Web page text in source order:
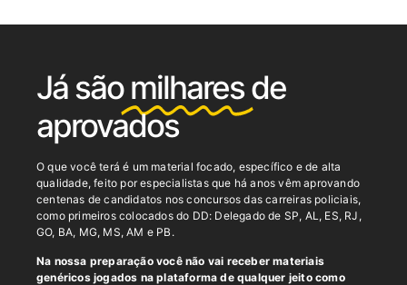
Já são milharesde
aprovados
O que você terá é um material focado, específico e de alta
qualidade, feito por especialistas que há anos vêm aprovando
centenas de candidatos nos concursos das carreiras policiais,
como primeiros colocados do DD: Delegado de SP, AL, ES, RJ,
GO, BA, MG, MS, AM e PB.
Na nossa preparação você não vai receber materiais
genéricos jogados na plataforma de qualquer jeito como